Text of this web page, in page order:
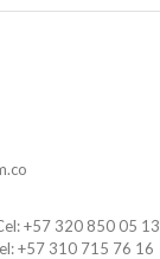
+57 320 850 05 13
+57 310 715 76 16